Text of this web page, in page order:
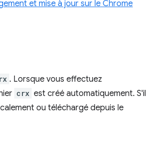
et mise à jour sur le Chrome
. Lorsque vous effectuez
crx est créé automatiquement. S'il
ou téléchargé depuis le